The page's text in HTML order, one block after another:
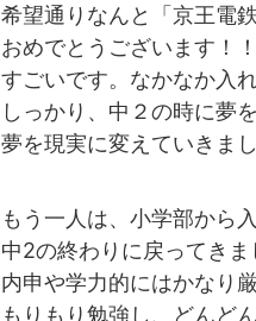
希望通りなんと
「京王電
おめでとうございます！！
すごいです。なかなか入れ
しっかり、中２の時に夢
夢を現実に変えていきまし
もう一人は、小学部から
中2の終わりに戻ってき
内申や学力的にはかなり
もりもり勉強し、どんど